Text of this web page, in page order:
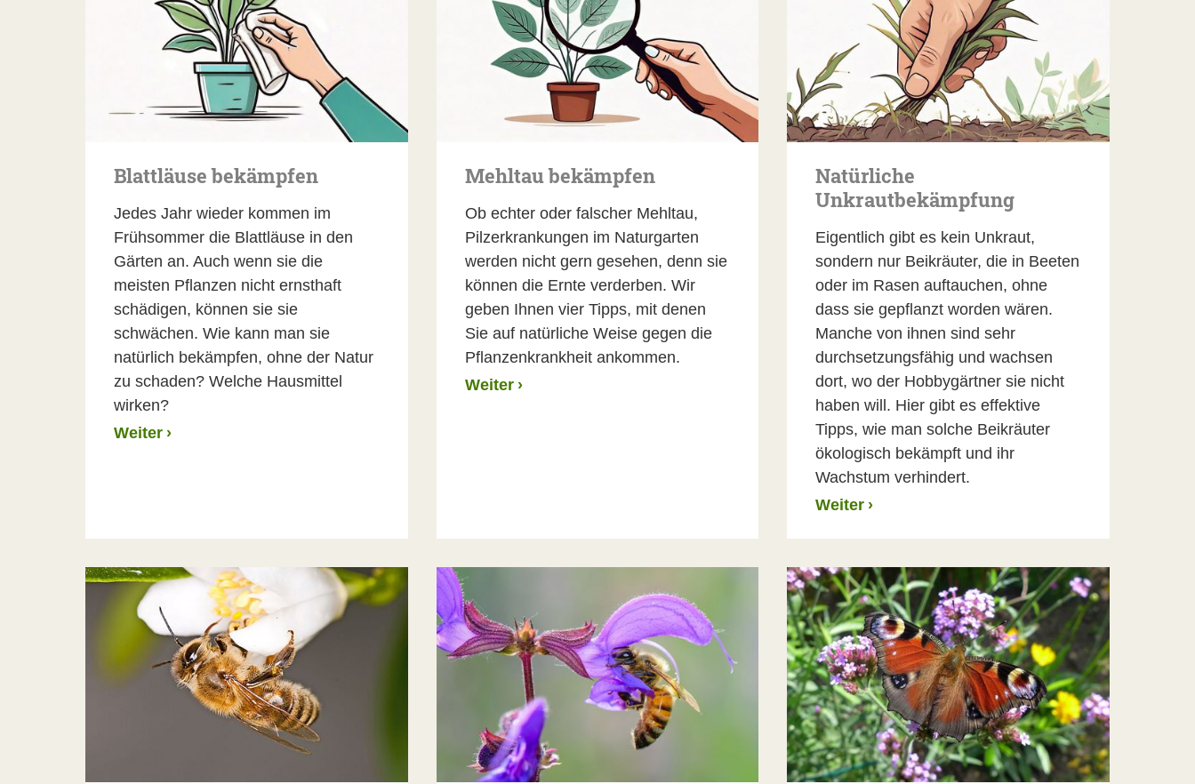
Blattläuse bekämpfen
Jedes Jahr wieder kommen im
Frühsommer die Blattläuse in den
Gärten an. Auch wenn sie die
meisten Pflanzen nicht ernsthaft
schädigen, können sie sie
schwächen. Wie kann man sie
natürlich bekämpfen, ohne der Natur
zu schaden? Welche Hausmittel
wirken?
Weiter ›
Mehltau bekämpfen
Ob echter oder falscher Mehltau,
Pilzerkrankungen im Naturgarten
werden nicht gern gesehen, denn sie
können die Ernte verderben. Wir
geben Ihnen vier Tipps, mit denen
Sie auf natürliche Weise gegen die
Pflanzenkrankheit ankommen.
Weiter ›
Natürliche
Unkrautbekämpfung
Eigentlich gibt es kein Unkraut,
sondern nur Beikräuter, die in Beeten
oder im Rasen auftauchen, ohne
dass sie gepflanzt worden wären.
Manche von ihnen sind sehr
durchsetzungsfähig und wachsen
dort, wo der Hobbygärtner sie nicht
haben will. Hier gibt es effektive
Tipps, wie man solche Beikräuter
ökologisch bekämpft und ihr
Wachstum verhindert.
Weiter ›